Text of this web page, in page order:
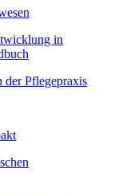
in
der Pflegepraxis